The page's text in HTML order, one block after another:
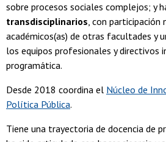
sobre procesos sociales complejos; y
transdisciplinarios, con participación
académicos(as) de otras facultades y
los equipos profesionales y directivos
programática.
Desde 2018 coordina el Núcleo de
Política Pública.
Tiene una trayectoria de docencia de